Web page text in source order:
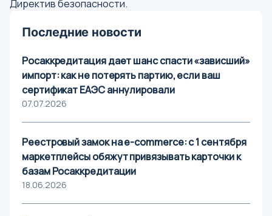
Директив безопасности.
Последние новости
Росаккредитация дает шанс спасти «зависший»
импорт: как не потерять партию, если ваш
сертификат ЕАЭС аннулировали
07.07.2026
Реестровый замок на e-commerce: с 1 сентября
маркетплейсы обяжут привязывать карточки к
базам Росаккредитации
18.06.2026
Ижевск
Иркутск
Й
Йошкар-Ола
Казань
Калининград
Калуга
Кемерово